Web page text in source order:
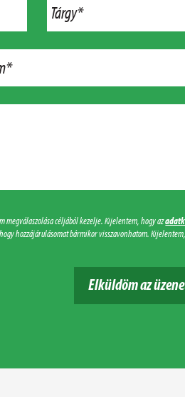
Tárgy*
megválaszolása céljából kezelje. Kijelentem, hogy az
hozzájárulásomat bármikor visszavonhatom.
Elküldöm az